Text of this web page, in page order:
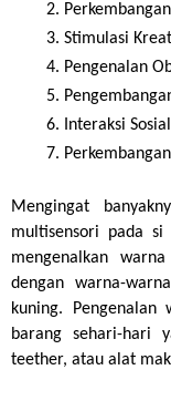
Stimulasi
Pengenalan
Interaksi Sosial
Mengingat
multisensori pada
mengenalkan
dengan warna-
kuning.
barang sehari-hari
teether, atau alat